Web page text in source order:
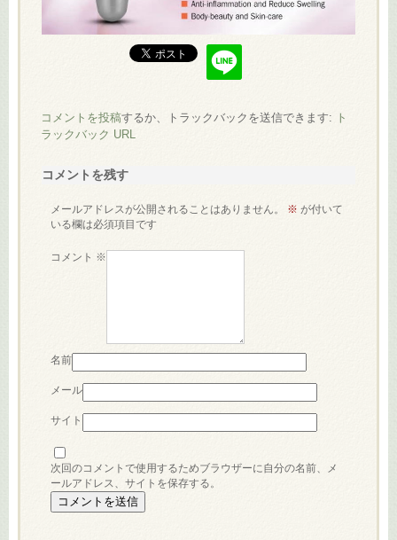
コメントを投稿するか、トラックバックを送信できます: ト
ラックバック URL
コメントを残す
メールアドレスが公開されることはありません。 ※ が付いて
いる欄は必須項目です
コメント ※
名前
メール
サイト
次回のコメントで使用するためブラウザーに自分の名前、メ
ールアドレス、サイトを保存する。